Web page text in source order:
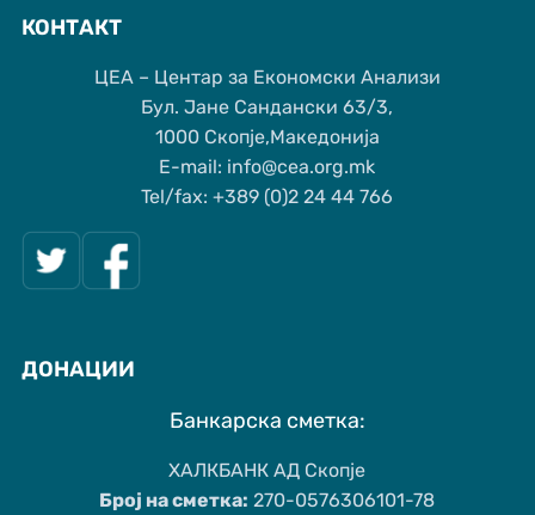
КОНТАКТ
ЦЕА – Центар за Економски Анализи
Бул. Јане Сандански 63/3,
1000 Скопје,Македонија
Е-mail: info@cea.org.mk
Tel/fax: +389 (0)2 24 44 766
ДОНАЦИИ
Банкарска сметка:
ХАЛКБАНК АД Скопје
Број на сметка: 270-0576306101-78